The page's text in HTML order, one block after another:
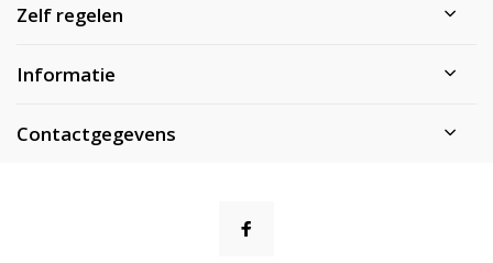
Zelf regelen
Informatie
Contactgegevens